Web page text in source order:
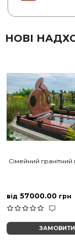
НОВІ
Сімейний
від 57000.00 грн
ЗАМОВИТИ